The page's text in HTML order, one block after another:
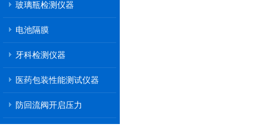
玻璃瓶检测仪器
电池隔膜
牙科检测仪器
医药包装性能测试仪器
防回流阀开启压力